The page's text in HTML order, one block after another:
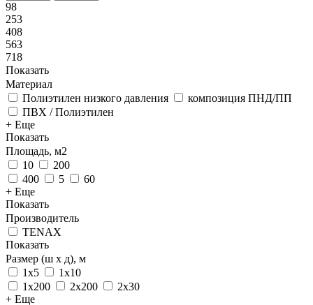
98
253
408
563
718
Показать
Материал
Полиэтилен низкого давления
композиция ПНД/ПП
ПВХ / Полиэтилен
+ Еще
Показать
Площадь, м2
10
200
400
5
60
+ Еще
Показать
Производитель
TENAX
Показать
Размер (ш х д), м
1х5
1х10
1х200
2х200
2х30
+ Еще